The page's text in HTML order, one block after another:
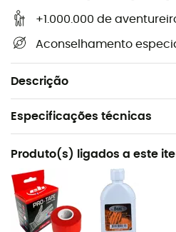
+1.000.000 de
Aconselhamento
Descrição
Entregue em uma bolsa
de poliéster e poliamida
Especificações técnicas
Recomendado para
Escalada em bloco /
Escalada desportiva
Género
Produto(s) ligados a este